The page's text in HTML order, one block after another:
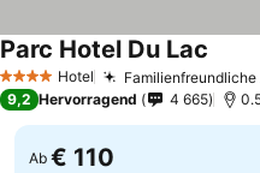
4 Sterne Hotel
Parc Hotel Du Lac
9,2 Hervorragend 4 665
Ab € 110